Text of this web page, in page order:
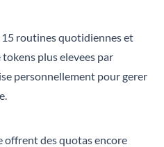
15 routines quotidiennes et
plus elevees par
personnellement pour gerer
offrent des quotas encore